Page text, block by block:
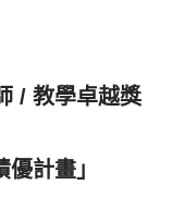
/教學卓越獎
計畫」